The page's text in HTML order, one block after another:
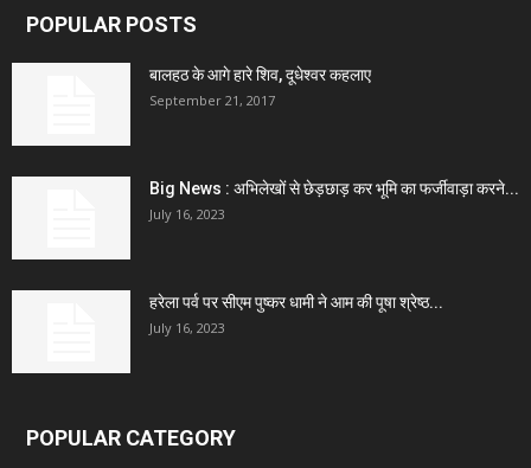
POPULAR POSTS
बालहठ के आगे हारे शिव, दूधेश्वर कहलाए
September 21, 2017
Big News : अभिलेखों से छेड़छाड़ कर भूमि का फर्जीवाड़ा करने...
July 16, 2023
हरेला पर्व पर सीएम पुष्कर धामी ने आम की पूषा श्रेष्ठ...
July 16, 2023
POPULAR CATEGORY